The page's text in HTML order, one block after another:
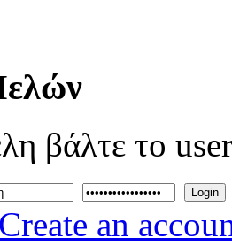
βάλτε το
Login
Create an